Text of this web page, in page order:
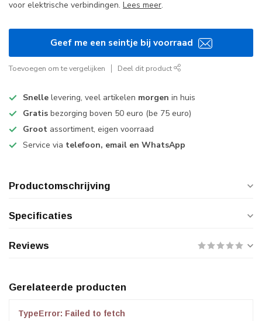
voor elektrische verbindingen. Lees meer.
Geef me een seintje bij voorraad
Toevoegen om te vergelijken Deel dit product
Snelle levering, veel artikelen morgen in huis
Gratis bezorging boven 50 euro (be 75 euro)
Groot assortiment, eigen voorraad
Service via telefoon, email en WhatsApp
Productomschrijving
Specificaties
Reviews
Gerelateerde producten
TypeError: Failed to fetch